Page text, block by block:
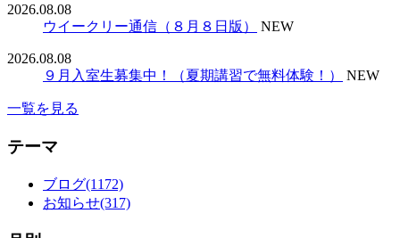
2026.08.08
ウイークリー通信（８月８日版）
NEW
2026.08.08
９月入室生募集中！（夏期講習で無料体験！）
NEW
一覧を見る
テーマ
ブログ(1172)
お知らせ(317)